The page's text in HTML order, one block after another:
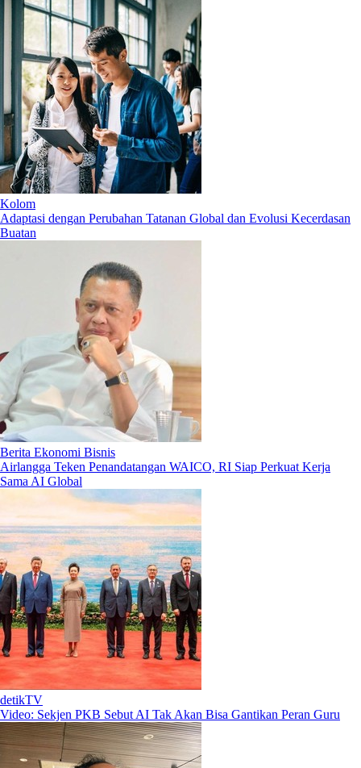
Kolom
Adaptasi dengan Perubahan Tatanan Global dan Evolusi Kecerdasan
Buatan
Berita Ekonomi Bisnis
Airlangga Teken Penandatangan WAICO, RI Siap Perkuat Kerja
Sama AI Global
detikTV
Video: Sekjen PKB Sebut AI Tak Akan Bisa Gantikan Peran Guru